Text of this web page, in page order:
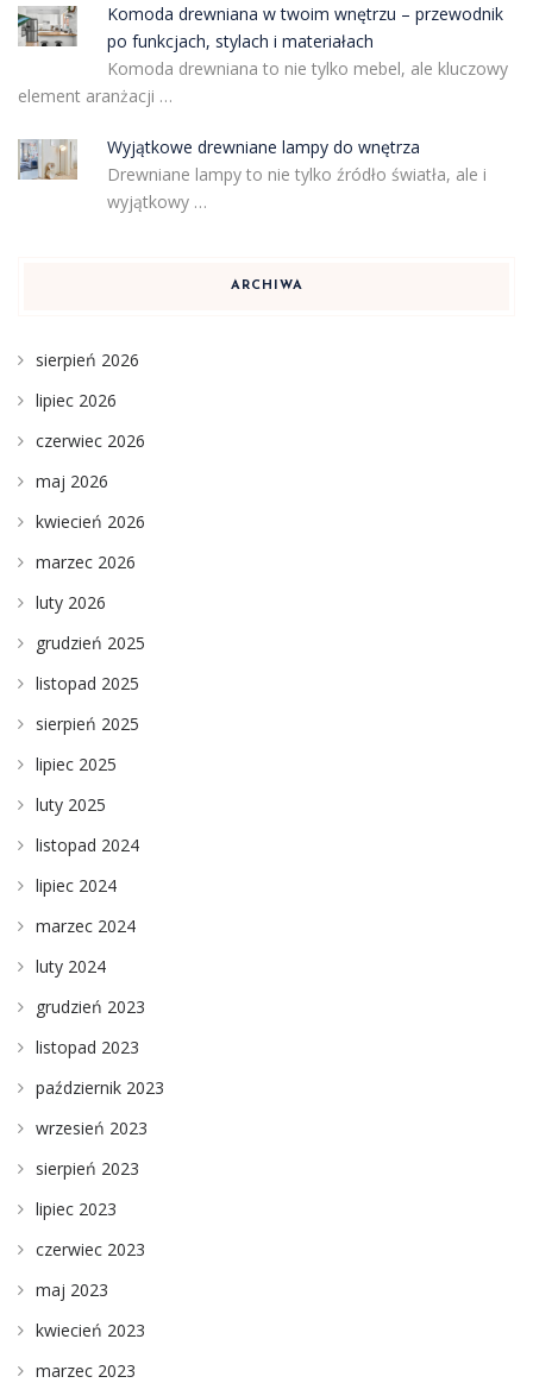
Komoda drewniana w twoim wnętrzu – przewodnik
po funkcjach, stylach i materiałach
Komoda drewniana to nie tylko mebel, ale kluczowy
element aranżacji …
Wyjątkowe drewniane lampy do wnętrza
Drewniane lampy to nie tylko źródło światła, ale i
wyjątkowy …
ARCHIWA
sierpień 2026
lipiec 2026
czerwiec 2026
maj 2026
kwiecień 2026
marzec 2026
luty 2026
grudzień 2025
listopad 2025
sierpień 2025
lipiec 2025
luty 2025
listopad 2024
lipiec 2024
marzec 2024
luty 2024
grudzień 2023
listopad 2023
październik 2023
wrzesień 2023
sierpień 2023
lipiec 2023
czerwiec 2023
maj 2023
kwiecień 2023
marzec 2023